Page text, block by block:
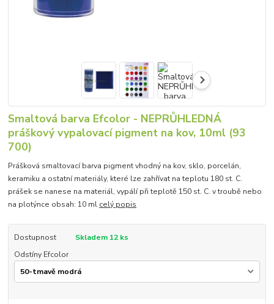
Smaltová barva Efcolor - NEPRŮHLEDNÁ
práškový vypalovací pigment na kov, 10ml (93
700)
Prášková smaltovací barva pigment vhodný na kov, sklo, porcelán,
keramiku a ostatní materiály, které lze zahřívat na teplotu 180 st. C.
prášek se nanese na materiál, vypálí při teplotě 150 st. C. v troubě nebo
na plotýnce obsah: 10 ml celý popis
Dostupnost
Skladem 12 ks
Odstíny Efcolor